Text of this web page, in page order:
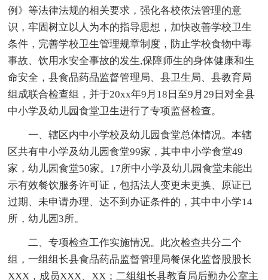
例》等法律法规的相关要求，强化各校依法管理的意
识，牢固树立以人为本的指导思想，加快改善学校卫生
条件，完善学校卫生管理规章制度，防止学校食物中毒
事故、饮用水安全事故的发生,保障师生的身体健康和生
命安全，县食品药品监督管理局、县卫生局、县教育局
组成联合检查组，并于20xx年9月18日至9月29日对全县
中小学及幼儿园食堂卫生进行了专项监督检查。
一、辖区内中小学校及幼儿园食堂总体情况。本辖
区共有中小学及幼儿园食堂99家，其中中小学食堂49
家，幼儿园食堂50家。17所中小学及幼儿园食堂未能出
示有效餐饮服务许可证，包括法人变更未更换、原证已
过期、未申请办理、达不到办证条件的，其中中小学14
所，幼儿园3所。
二、专项检查工作实施情况。此次检查共分二个
组，一组组长县食品药品监督管理局餐保化监督股股长
XXX，成员XXX、XX；二组组长县教育局后勤办公室主